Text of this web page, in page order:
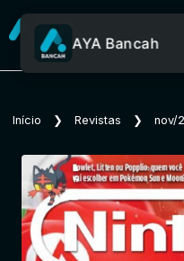
AYA Bancah
Início ❯ Revistas ❯ nov/